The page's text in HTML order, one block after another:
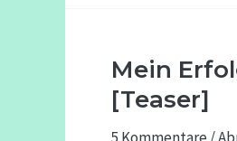
Mein
[Teaser]
Mein
Erfolg
für